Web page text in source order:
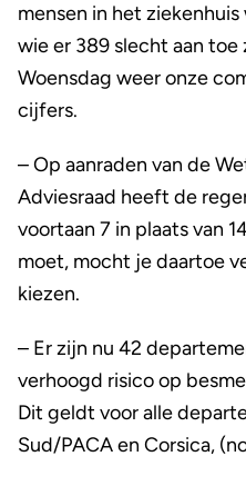
mensen in het
wie er 389 slecht aan toe
Woensdag weer onze
cijfers.
– Op aanraden van de
Adviesraad heeft de
voortaan 7 in plaats van
moet, mocht je daartoe
kiezen.
– Er zijn nu 42
verhoogd risico op
Dit geldt voor alle
Sud/PACA en Corsica,